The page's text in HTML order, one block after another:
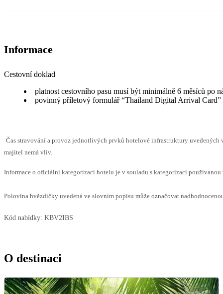
Informace
Cestovní doklad
platnost cestovního pasu musí být minimálně 6 měsíců po
povinný příletový formulář “Thailand Digital Arrival Card”
Čas stravování a provoz jednotlivých prvků hotelové infrastruktury uvedených
majitel nemá vliv.
Informace o oficiální kategorizaci hotelu je v souladu s kategorizací
Polovina hvězdičky uvedená ve slovním popisu může označovat
Kód nabídky: KBV2IBS
O destinaci